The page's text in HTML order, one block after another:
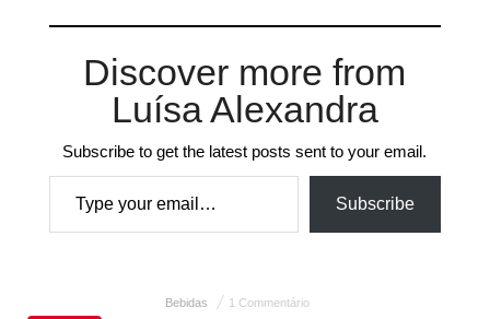
Discover more from
Luísa Alexandra
Subscribe to get the latest posts sent to your email.
Type your email…
Subscribe
Bebidas 1 Commentário